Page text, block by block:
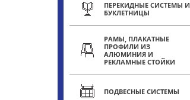
ПЕРЕКИДНЫЕ СИСТЕМЫ И
БУКЛЕТНИЦЫ
РАМЫ, ПЛАКАТНЫЕ
ПРОФИЛИ ИЗ
АЛЮМИНИЯ И
РЕКЛАМНЫЕ СТОЙКИ
ПОДВЕСНЫЕ СИСТЕМЫ